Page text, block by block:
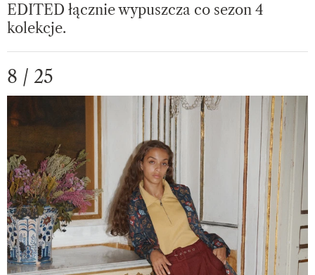
EDITED łącznie wypuszcza co sezon 4
kolekcje.
8 / 25